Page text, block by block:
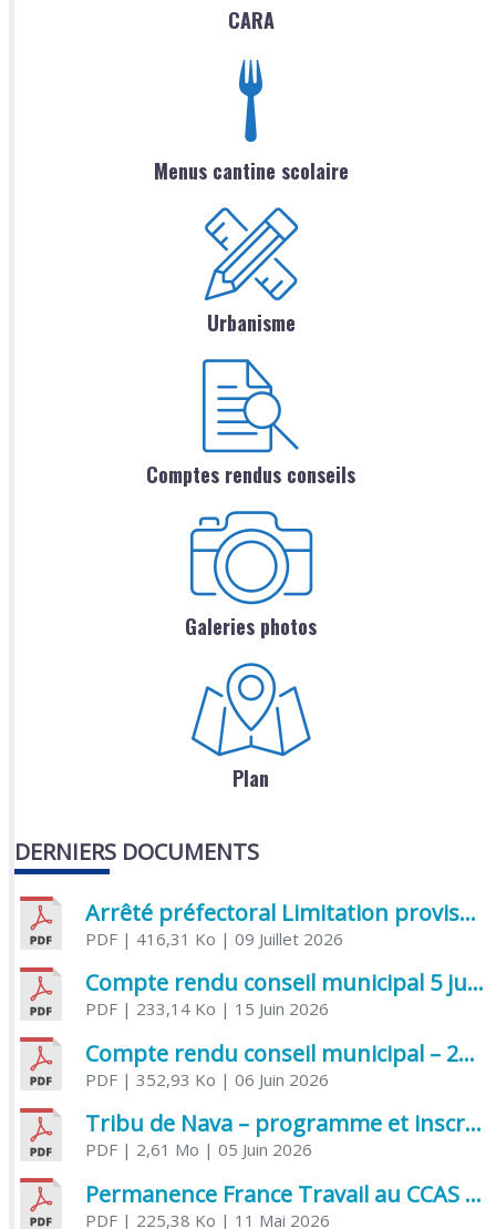
CARA
Menus cantine scolaire
Urbanisme
Comptes rendus conseils
Galeries photos
Plan
DERNIERS DOCUMENTS
Arrêté préfectoral Limitation provisoire des usages de l’eau
PDF| 416,31 Ko | 09 Juillet 2026
Compte rendu conseil municipal 5 juin 2026 sénatoriale
PDF| 233,14 Ko | 15 Juin 2026
Compte rendu conseil municipal – 21 avril 2026
PDF| 352,93 Ko | 06 Juin 2026
Tribu de Nava – programme et inscriptions été 2026
PDF| 2,61 Mo | 05 Juin 2026
Permanence France Travail au CCAS de Saujon Juin 2026
PDF| 225,38 Ko | 11 Mai 2026